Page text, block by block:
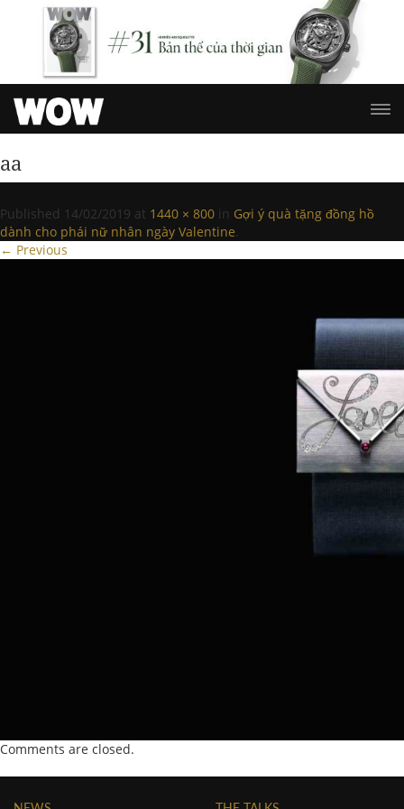
aa
Published 14/02/2019 at 1440 × 800 in Gợi ý quà tặng đồng hồ
dành cho phái nữ nhân ngày Valentine.
← Previous
Comments are closed.